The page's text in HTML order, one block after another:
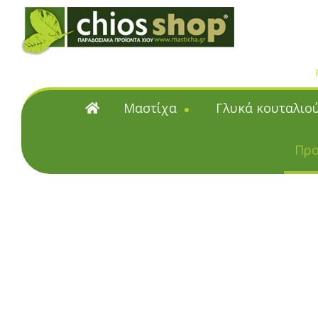
Μαστίχα Γλυκά
Γλυκά κουταλιού &
Citrus γλυκά κουταλιού
Γλυκά κουταλιού με